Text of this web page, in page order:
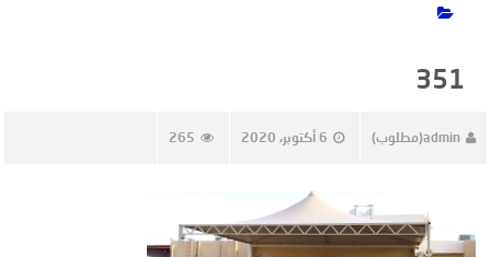
351
admin(مطلوب) 6 أكتوبر، 2020 265